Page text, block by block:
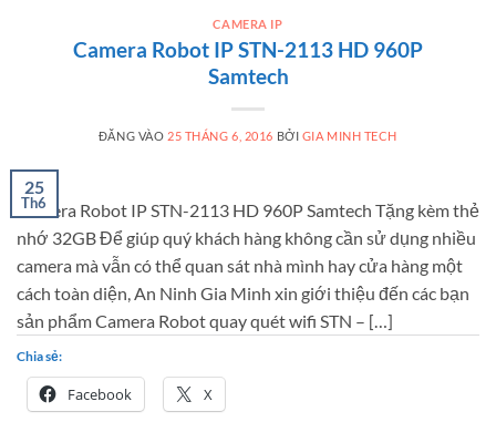
CAMERA IP
Camera Robot IP STN-2113 HD 960P
Samtech
ĐĂNG VÀO 25 THÁNG 6, 2016 BỞI GIA MINH TECH
25
Th6
Camera Robot IP STN-2113 HD 960P Samtech Tặng kèm thẻ
nhớ 32GB Để giúp quý khách hàng không cần sử dụng nhiều
camera mà vẫn có thể quan sát nhà mình hay cửa hàng một
cách toàn diện, An Ninh Gia Minh xin giới thiệu đến các bạn
sản phẩm Camera Robot quay quét wifi STN – […]
Chia sẻ:
Facebook X